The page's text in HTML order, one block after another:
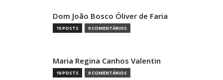
Dom João Bosco Óliver de Faria
15 POSTS 0 COMENTÁRIOS
Maria Regina Canhos Valentin
10 POSTS 0 COMENTÁRIOS